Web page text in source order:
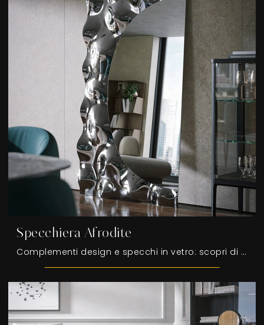
Specchiera Afrodite
Complementi design e specchi in vetro: scopri di più sul modello Specchiera Afrodite di Tonin Casa e potrai valorizzare i tuoi interni.